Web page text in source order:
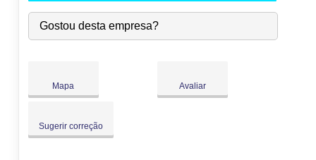
Qua:
09:00-18:00
Qui:
09:00-18:00
Gostou desta empresa?
Mapa Avaliar
Sugerir correção